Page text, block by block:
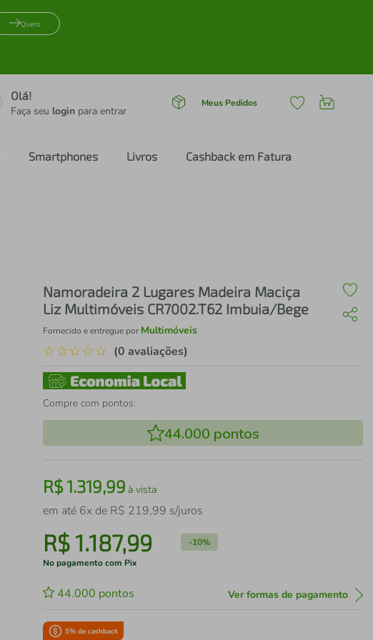
Quero
Olá!
Faça seu login para entrar
Meus Pedidos
Smartphones Livros Cashback em Fatura
Namoradeira 2 Lugares Madeira Maciça
Liz Multimóveis CR7002.T62 Imbuia/Bege
Fornecido e entregue por Multimóveis
☆☆☆☆☆ (0 avaliações)
Compre com pontos:
44.000 pontos
R$1.319,99 à vista
em até 6x de R$ 219,99 s/juros
R$1.187,99 -10%
No pagamento com Pix
44.000 pontos Ver formas de pagamento
5% de cashback